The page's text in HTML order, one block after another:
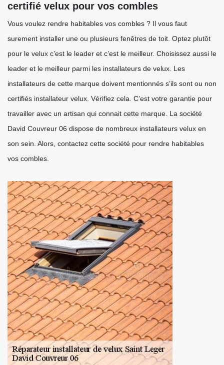
certifié velux pour vos combles
Vous voulez rendre habitables vos combles ? Il vous faut
surement installer une ou plusieurs fenêtres de toit. Optez plutôt
pour le velux c’est le leader et c’est le meilleur. Choisissez aussi le
leader et le meilleur parmi les installateurs de velux. Les
installateurs de cette marque doivent mentionnés s’ils sont ou non
certifiés installateur velux. Vérifiez cela. C’est votre garantie pour
travailler avec un artisan qui connait cette marque. La société
David Couvreur 06 dispose de nombreux installateurs velux en
son sein. Alors, contactez cette société pour rendre habitables
vos combles.